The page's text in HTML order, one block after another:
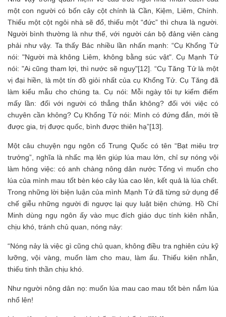
một con người có bốn cây cột chính là Cần, Kiệm, Liêm, Chính.
Thiếu một cột ngôi nhà sẽ đổ, thiếu một “đức” thì chưa là người.
Người bình thường là như thế, với người cán bộ đảng viên càng
phải như vậy. Ta thấy Bác nhiều lần nhấn mạnh: “Cụ Khổng Tử
nói: "Người mà không Liêm, không bằng súc vật". Cụ Mạnh Tử
nói: "Ai cũng tham lợi, thì nước sẽ nguy"[12]. “Cụ Tăng Tử là một
vị đại hiền, là một tín đồ giỏi nhất của cụ Khổng Tử. Cụ Tăng đã
làm kiểu mẫu cho chúng ta. Cụ nói: Mỗi ngày tôi tự kiểm điểm
mấy lần: đối với người có thẳng thắn không? đối với việc có
chuyên cần không? Cụ Khổng Tử nói: Mình có đứng đắn, mới tề
được gia, trị được quốc, bình được thiên hạ”[13].
Một câu chuyện ngụ ngôn cổ Trung Quốc có tên “Bạt miêu trợ
trưởng”, nghĩa là nhấc mạ lên giúp lúa mau lớn, chỉ sự nóng vội
làm hỏng việc: có anh chàng nông dân nước Tống vì muốn cho
lúa của mình mau tốt bèn kéo cây lúa cao lên, kết quả là lúa chết.
Trong những lời biện luận của mình Mạnh Tử đã từng sử dụng để
chế giễu những người đi ngược lại quy luật biện chứng. Hồ Chí
Minh dùng ngụ ngôn ấy vào mục đích giáo dục tính kiên nhẫn,
chịu khó, tránh chủ quan, nóng nảy:
“Nóng nảy là việc gì cũng chủ quan, không điều tra nghiên cứu kỹ
lưỡng, vội vàng, muốn làm cho mau, làm ẩu. Thiếu kiên nhẫn,
thiếu tinh thần chịu khó.
Như người nông dân nọ: muốn lúa mau cao mau tốt bèn nắm lúa
nhổ lên!